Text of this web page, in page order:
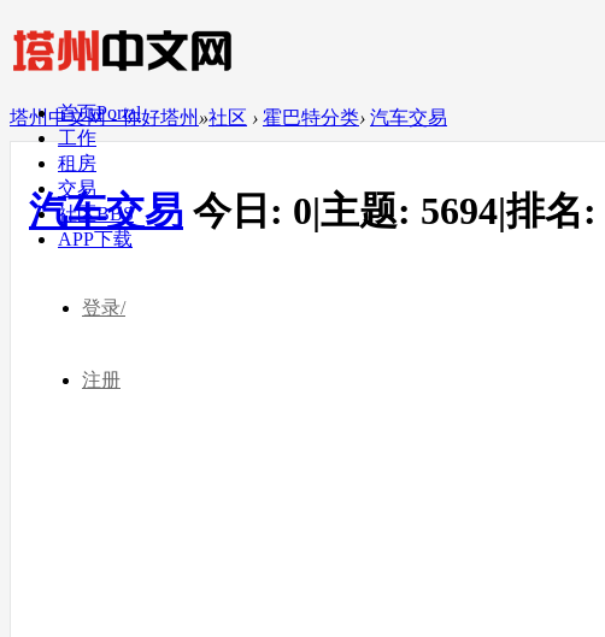
首页Portal
工作
租房
交易
社区BBS
APP下载
登录/
注册
塔州中文网 - 你好塔州 »社区 › 霍巴特分类› 汽车交易
汽车交易 今日: 0|主题: 5694|排名: